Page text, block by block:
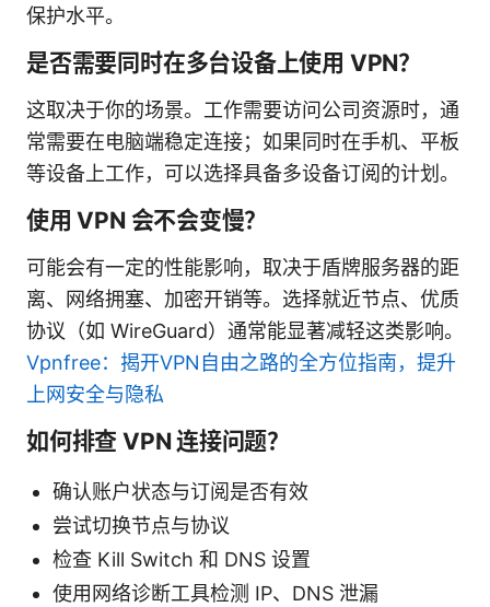
保护水平。
是否需要同时在多台设备上使用 VPN？
这取决于你的场景。工作需要访问公司资源时，通
常需要在电脑端稳定连接；如果同时在手机、平板
等设备上工作，可以选择具备多设备订阅的计划。
使用 VPN 会不会变慢？
可能会有一定的性能影响，取决于盾牌服务器的距
离、网络拥塞、加密开销等。选择就近节点、优质
协议（如 WireGuard）通常能显著减轻这类影响。
Vpnfree：揭开VPN自由之路的全方位指南，提升
上网安全与隐私
如何排查 VPN 连接问题？
确认账户状态与订阅是否有效
尝试切换节点与协议
检查 Kill Switch 和 DNS 设置
使用网络诊断工具检测 IP、DNS 泄漏